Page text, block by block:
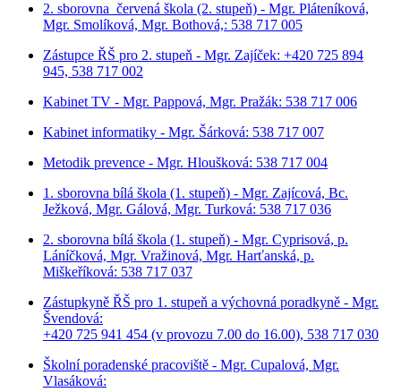
2. sborovna červená škola (2. stupeň) - Mgr. Pláteníková,
Mgr. Smolíková, Mgr. Bothová,: 538 717 005
Zástupce ŘŠ pro 2. stupeň - Mgr. Zajíček: +420 725 894
945, 538 717 002
Kabinet TV - Mgr. Pappová, Mgr. Pražák: 538 717 006
Kabinet informatiky - Mgr. Šárková: 538 717 007
Metodik prevence - Mgr. Hloušková: 538 717 004
1. sborovna bílá škola (1. stupeň) - Mgr. Zajícová, Bc.
Ježková, Mgr. Gálová, Mgr. Turková: 538 717 036
2. sborovna bílá škola (1. stupeň) - Mgr. Cyprisová, p.
Láníčková, Mgr. Vražinová, Mgr. Harťanská, p.
Miškeříková: 538 717 037
Zástupkyně ŘŠ pro 1. stupeň a výchovná poradkyně - Mgr.
Švendová:
+420 725 941 454 (v provozu 7.00 do 16.00), 538 717 030
Školní poradenské pracoviště - Mgr. Cupalová, Mgr.
Vlasáková: